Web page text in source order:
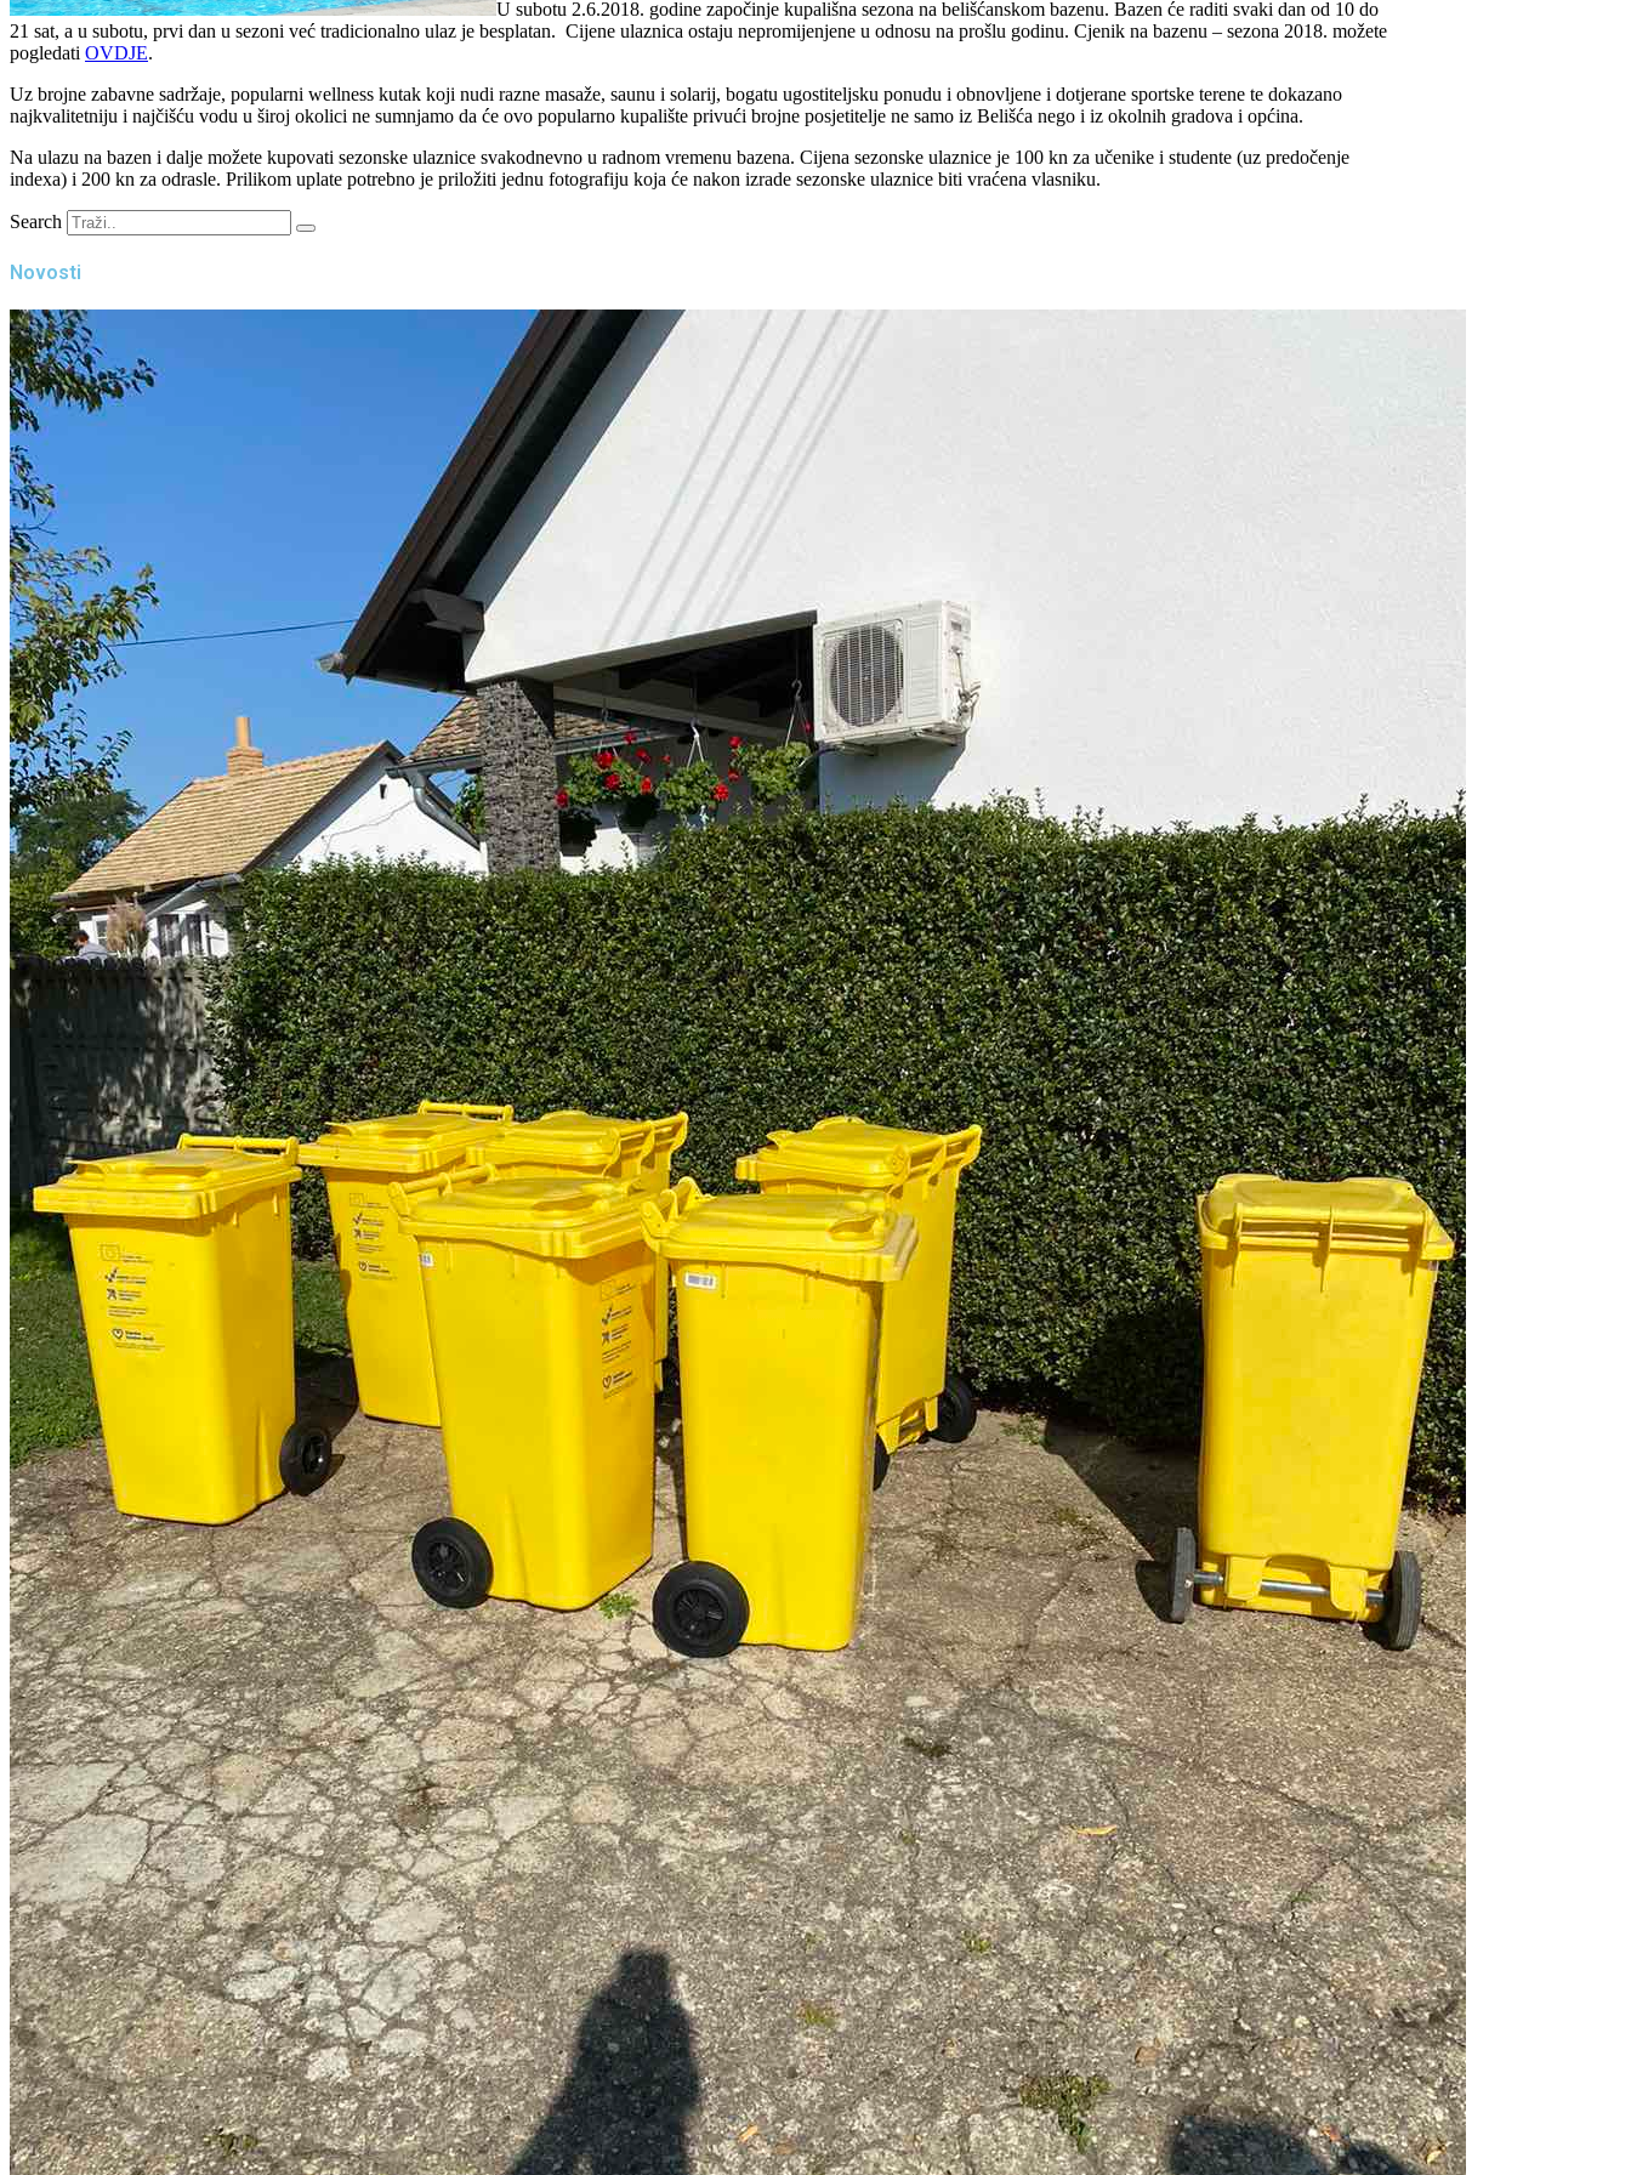
U subotu 2.6.2018. godine započinje kupališna sezona na belišćanskom bazenu. Bazen će raditi svaki dan od 10 do
21 sat, a u subotu, prvi dan u sezoni već tradicionalno ulaz je besplatan. Cijene ulaznica ostaju nepromijenjene u odnosu na prošlu godinu. Cjenik na bazenu – sezona 2018. možete
pogledati OVDJE.
Uz brojne zabavne sadržaje, popularni wellness kutak koji nudi razne masaže, saunu i solarij, bogatu ugostiteljsku ponudu i obnovljene i dotjerane sportske terene te dokazano
najkvalitetniju i najčišću vodu u široj okolici ne sumnjamo da će ovo popularno kupalište privući brojne posjetitelje ne samo iz Belišća nego i iz okolnih gradova i općina.
Na ulazu na bazen i dalje možete kupovati sezonske ulaznice svakodnevno u radnom vremenu bazena. Cijena sezonske ulaznice je 100 kn za učenike i studente (uz predočenje
indexa) i 200 kn za odrasle. Prilikom uplate potrebno je priložiti jednu fotografiju koja će nakon izrade sezonske ulaznice biti vraćena vlasniku.
Search
Novosti